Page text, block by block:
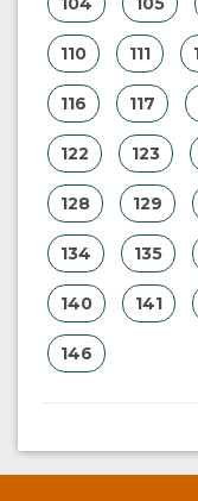
110 111
116 117
122 123
128 129
134 135
140 141
146